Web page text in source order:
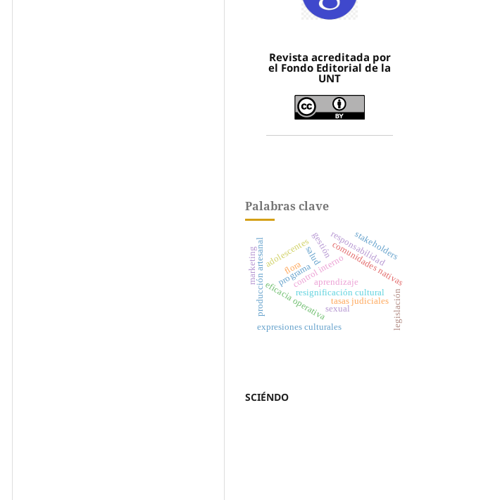
Revista acreditada por
el Fondo Editorial de la
UNT
Palabras clave
control interno
tasas judiciales
eficacia operativaresignificación cultural
comunidades nativas
expresiones culturales
producción artesanal programaaprendizaje
salud
sexual
adolescentes
flora responsabilidad
legislación
stakeholders
gestión
marketing
SCIÉNDO